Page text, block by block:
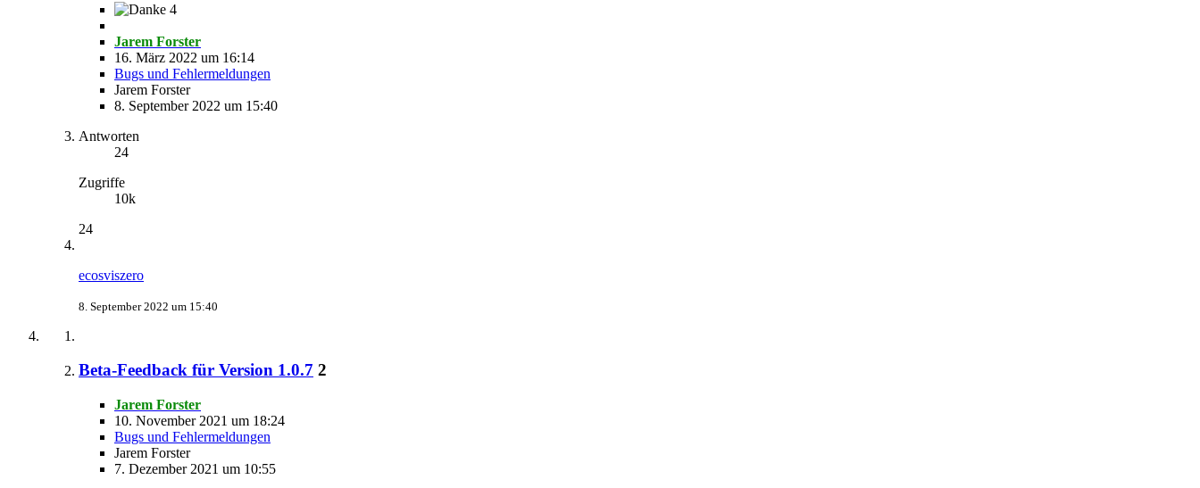
4
Jarem Forster
16. März 2022 um 16:14
Bugs und Fehlermeldungen
Jarem Forster
8. September 2022 um 15:40
Antworten
24
Zugriffe
10k
24
ecosviszero
8. September 2022 um 15:40
Beta-Feedback für Version 1.0.7 2
Jarem Forster
10. November 2021 um 18:24
Bugs und Fehlermeldungen
Jarem Forster
7. Dezember 2021 um 10:55